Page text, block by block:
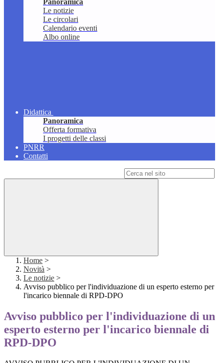
Panoramica
Le notizie
Le circolari
Calendario eventi
Albo online
Didattica
Panoramica
Offerta formativa
I progetti delle classi
PNRR
Contatti
Home >
Novità >
Le notizie >
Avviso pubblico per l'individuazione di un esperto esterno per
l'incarico biennale di RPD-DPO
Avviso pubblico per l'individuazione di un
esperto esterno per l'incarico biennale di
RPD-DPO